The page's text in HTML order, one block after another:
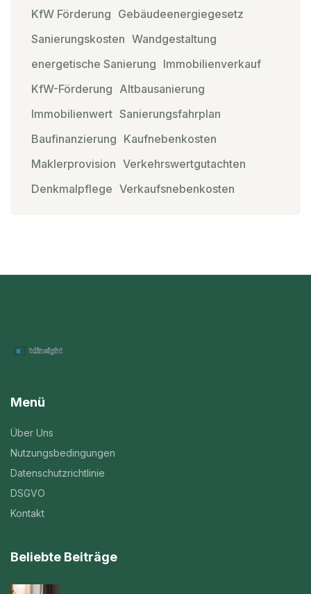
KfW Förderung Gebäudeenergiegesetz
Sanierungskosten Wandgestaltung
energetische Sanierung Immobilienverkauf
KfW-Förderung Altbausanierung
Immobilienwert Sanierungsfahrplan
Baufinanzierung Kaufnebenkosten
Maklerprovision Verkehrswertgutachten
Denkmalpflege Verkaufsnebenkosten
Menü
Über Uns
Nutzungsbedingungen
Datenschutzrichtlinie
DSGVO
Kontakt
Beliebte Beiträge